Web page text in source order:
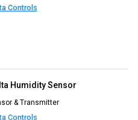
Controls
Humidity Sensor
& Transmitter
Controls